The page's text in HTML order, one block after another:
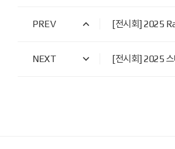
PREV [전시회] 2025
NEXT [전시회] 2025